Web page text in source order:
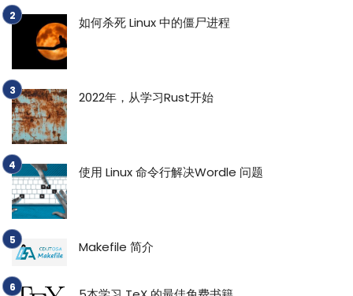
如何杀死 Linux 中的僵尸进程
2022年，从学习Rust开始
使用 Linux 命令行解决Wordle 问题
Makefile 简介